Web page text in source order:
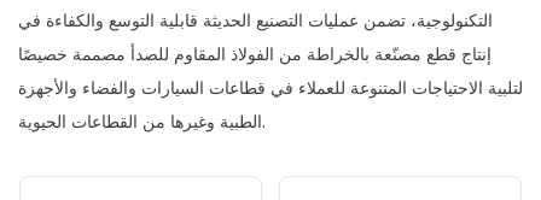
التكنولوجية، تضمن عمليات التصنيع الحديثة قابلية التوسع والكفاءة في
إنتاج قطع مصنّعة بالخراطة من الفولاذ المقاوم للصدأ مصممة خصيصًا
لتلبية الاحتياجات المتنوعة للعملاء في قطاعات السيارات والفضاء والأجهزة
الطبية وغيرها من القطاعات الحيوية.